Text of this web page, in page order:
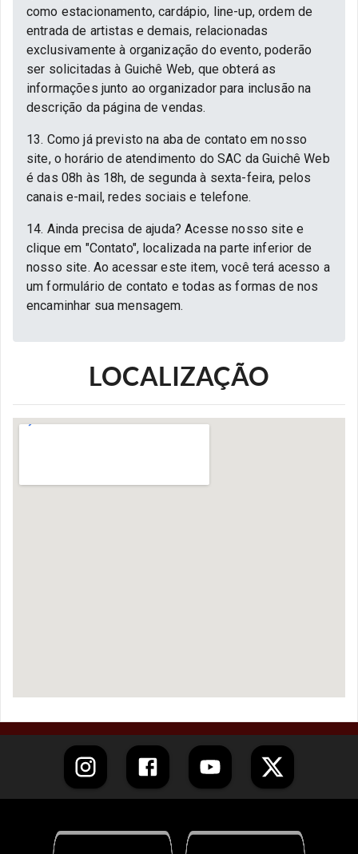
como estacionamento, cardápio, line-up, ordem de
entrada de artistas e demais, relacionadas
exclusivamente à organização do evento, poderão
ser solicitadas à Guichê Web, que obterá as
informações junto ao organizador para inclusão na
descrição da página de vendas.
13. Como já previsto na aba de contato em nosso
site, o horário de atendimento do SAC da Guichê Web
é das 08h às 18h, de segunda à sexta-feira, pelos
canais e-mail, redes sociais e telefone.
14. Ainda precisa de ajuda? Acesse nosso site e
clique em "Contato", localizada na parte inferior de
nosso site. Ao acessar este item, você terá acesso a
um formulário de contato e todas as formas de nos
encaminhar sua mensagem.
LOCALIZAÇÃO